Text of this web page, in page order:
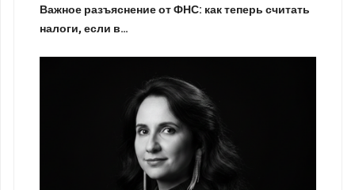
Важное разъяснение от ФНС: как теперь считать
налоги, если в…